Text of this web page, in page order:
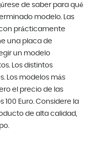
de saber para qué
modelo. Las
prácticamente
una placa de
un modelo
Los distintos
Los modelos más
el precio de las
Euro. Considere la
de alta calidad,